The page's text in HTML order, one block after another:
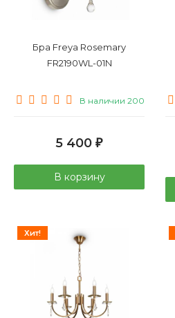
Бра Freya Rosemary
FR2190WL-01N
В наличии 200
5 400 ₽
В корзину
Хит!